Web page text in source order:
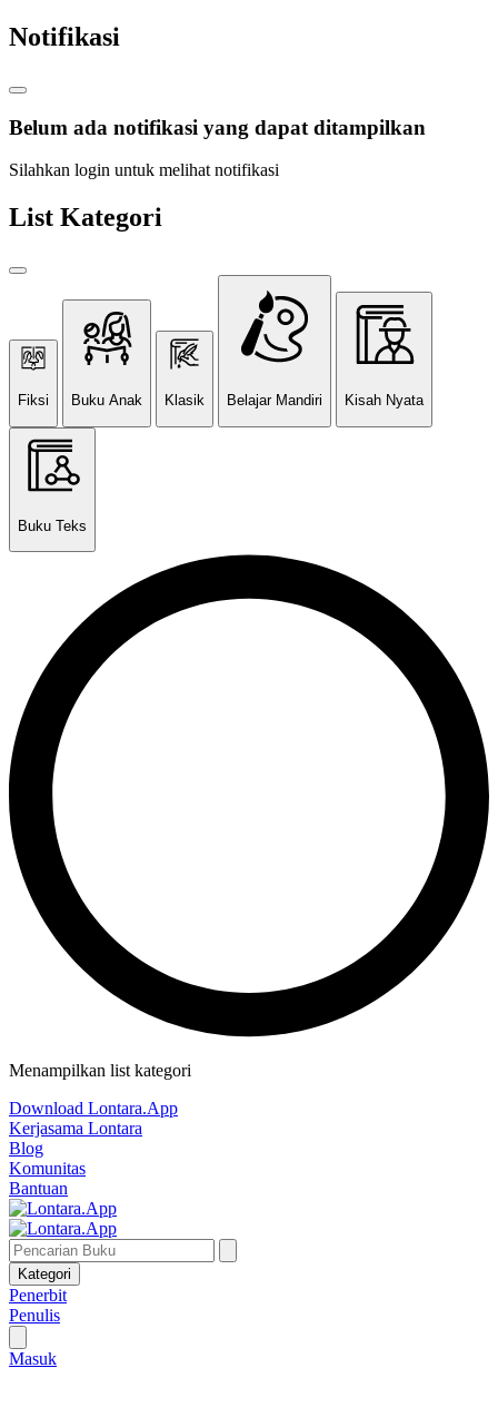
Notifikasi
Belum ada notifikasi yang dapat ditampilkan
Silahkan login untuk melihat notifikasi
List Kategori
Fiksi Buku Anak Klasik Belajar Mandiri Kisah Nyata
Buku Teks
Menampilkan list kategori
Download Lontara.App
Kerjasama Lontara
Blog
Komunitas
Bantuan
Kategori
Penerbit
Penulis
Masuk